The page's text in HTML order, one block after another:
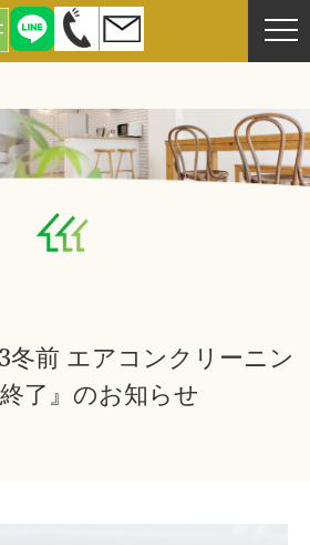
冬前 エアコンクリーニン
了』のお知らせ